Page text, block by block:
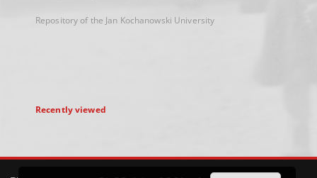
Repository of the Jan Kochanowski University
Recently viewed